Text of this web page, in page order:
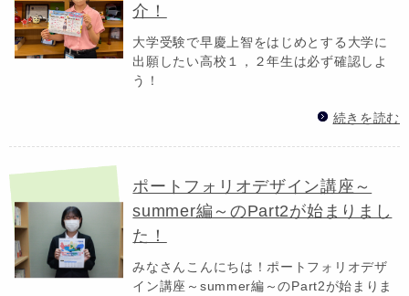
介！
大学受験で早慶上智をはじめとする大学に
出願したい高校１，２年生は必ず確認しよ
う！
続きを読む
ポートフォリオデザイン講座～
summer編～のPart2が始まりまし
た！
みなさんこんにちは！ポートフォリオデザ
イン講座～summer編～のPart2が始まりま